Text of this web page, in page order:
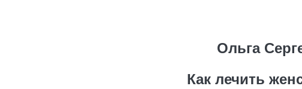
Ольга
Как лечить